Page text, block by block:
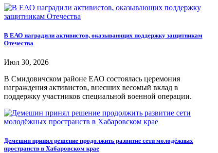
В ЕАО наградили активистов, оказывающих поддержку защитникам
Отечества
Июл 30, 2026
В Смидовичском районе ЕАО состоялась церемония
награждения активистов, внесших весомый вклад в
поддержку участников специальной военной операции.
Демешин принял решение продолжить развитие сети молодёжных
пространств в Хабаровском крае